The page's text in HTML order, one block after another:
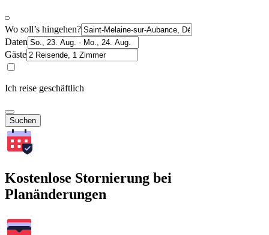
Wo soll’s hingehen?
Daten
Gäste
Ich reise geschäftlich
Suchen
Kostenlose Stornierung bei
Planänderungen